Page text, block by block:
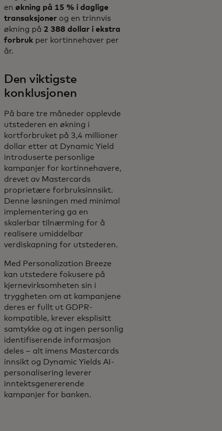
en økning på 15 % i daglige
transaksjoner og en trinnvis
økning på 2 388 dollar i ekstra
forbruk per kortinnehaver per
år.
Den viktigste
konklusjonen
På bare tre måneder opplevde
utstederen en økning i
kortforbruket på 3,4 millioner
dollar etter at Dynamic Yield
introduserte personlige
kampanjer for kortinnehavere,
drevet av Mastercards
proprietære forbruksinnsikt.
Denne løsningen med minimal
implementering ga en
skalerbar tilnærming for å
realisere umiddelbar
verdiskapning for utstederen.
Med Personalization Breeze
kan utstedere fokusere på
kjernevirksomheten sin i
tryggheten om at kampanjene
deres er fullt ut GDPR-
kompatible, krever eksplisitt
samtykke og at ingen personlig
identifiserende informasjon
deles – alt imens Mastercards
innsikt og Dynamic Yields AI-
personalisering leverer
inntektsgenererende
kampanjer for banken.